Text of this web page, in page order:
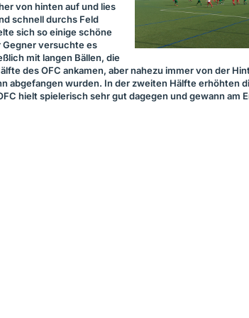
von hinten auf und lies
schnell durchs Feld
sich so einige schöne
Gegner versuchte es
mit langen Bällen, die
desOFC ankamen, aber nahezu immer von der
abgefangen wurden. In der zweiten Hälfte erhöhten
hielt spielerisch sehr gut dagegen und gewann am